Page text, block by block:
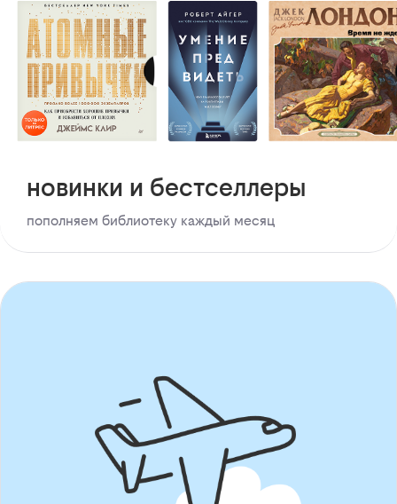
новинки и бестселлеры
пополняем библиотеку каждый месяц